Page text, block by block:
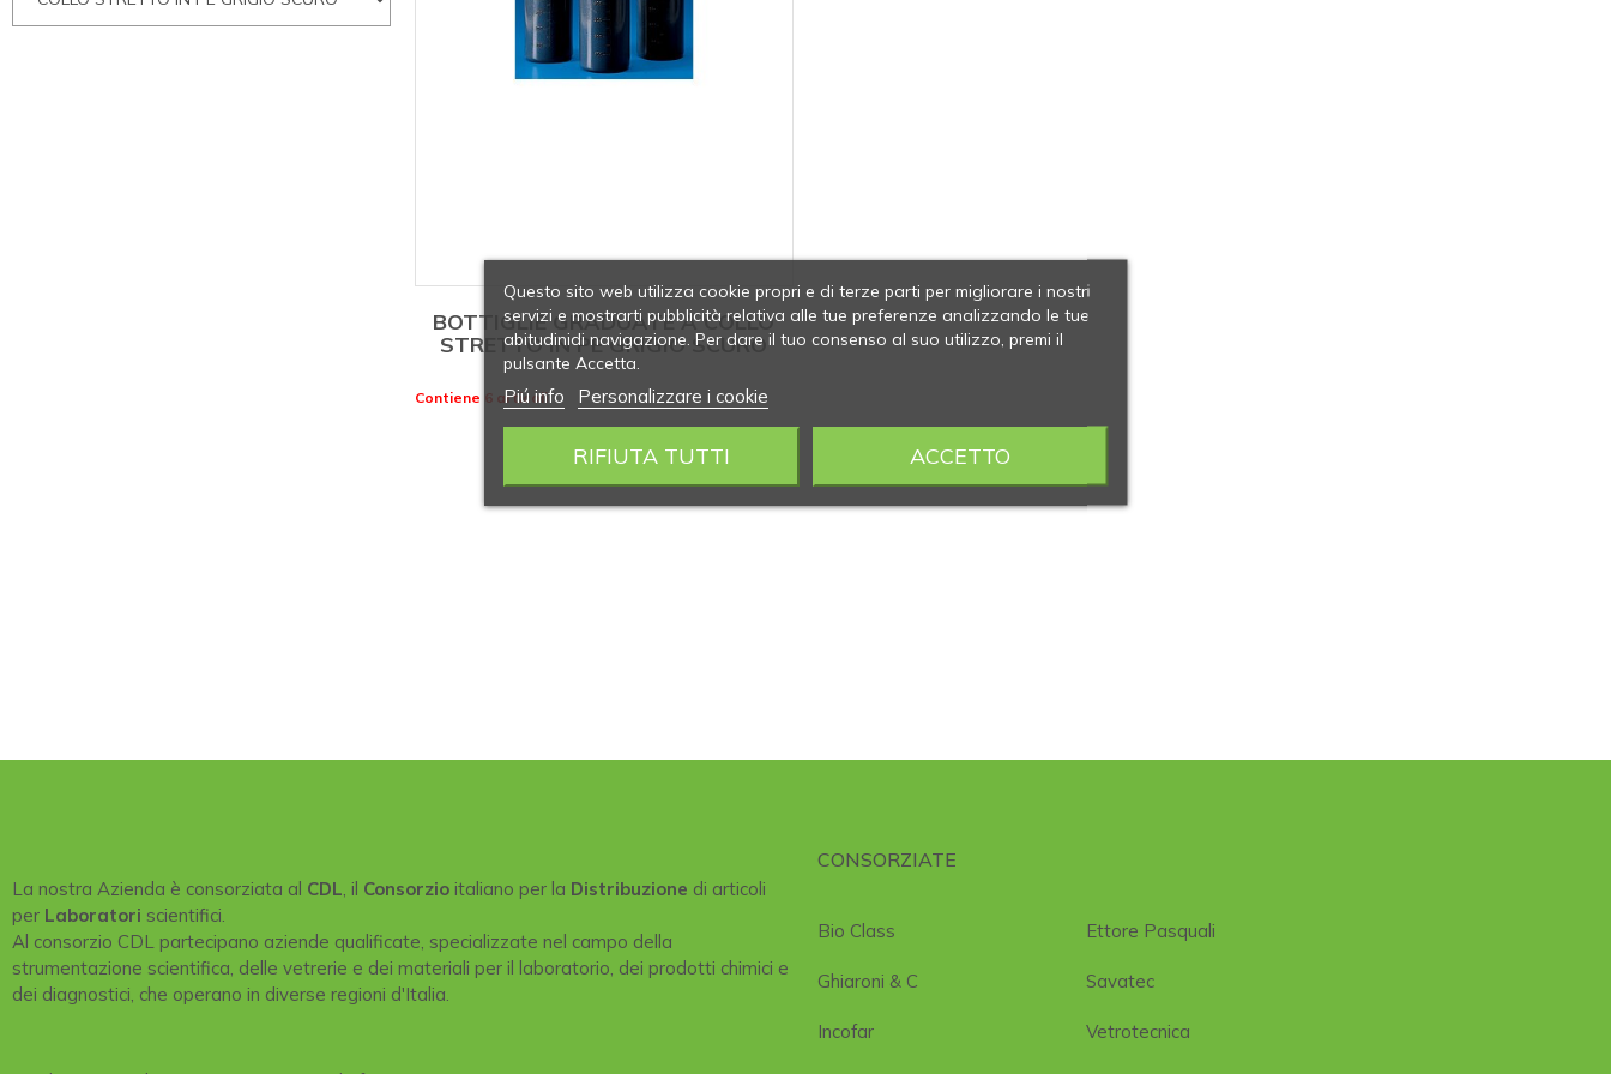
BOTTIGLIE GRADUATE A COLLO
STRETTO IN PE GRIGIO SCURO
Contiene 6 articoli
La nostra Azienda è consorziata al CDL, il Consorzio italiano per la Distribuzione di articoli
per Laboratori scientifici.
Al consorzio CDL partecipano aziende qualificate, specializzate nel campo della
strumentazione scientifica, delle vetrerie e dei materiali per il laboratorio, dei prodotti chimici e
dei diagnostici, che operano in diverse regioni d'Italia.
CONSORZIATE
Bio Class
Ghiaroni & C
Incofar
Ettore Pasquali
Savatec
Vetrotecnica
Questo sito web utilizza cookie propri e di terze parti per migliorare i nostri
servizi e mostrarti pubblicità relativa alle tue preferenze analizzando le tue
abitudinidi navigazione. Per dare il tuo consenso al suo utilizzo, premi il
pulsante Accetta.
Piú info Personalizzare i cookie
RIFIUTA TUTTI ACCETTO